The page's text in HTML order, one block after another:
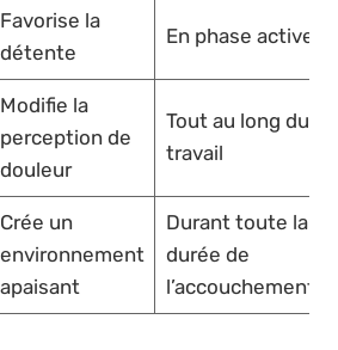
Favorise la
détente
En phase active
Modifie la
perception de
douleur
Tout au long du
travail
Crée un
environnement
apaisant
Durant toute la
durée de
l’accouchement